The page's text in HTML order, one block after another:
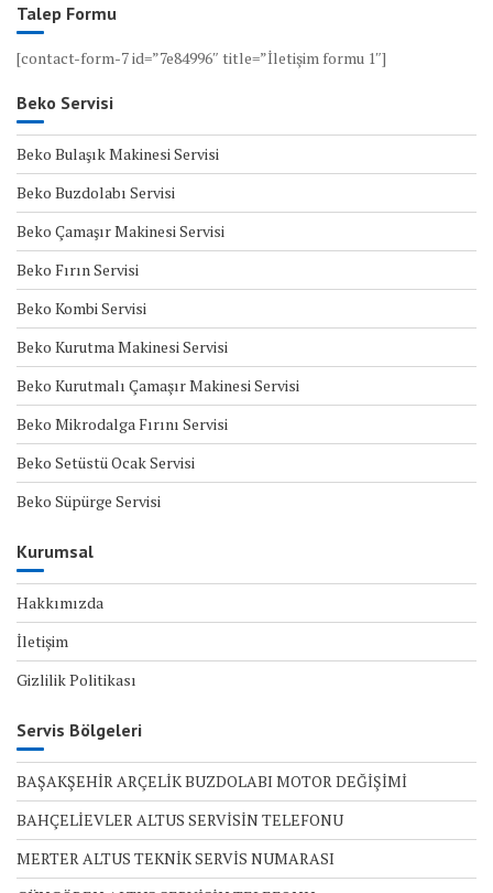
Talep Formu
[contact-form-7 id=”7e84996″ title=”İletişim formu 1″]
Beko Servisi
Beko Bulaşık Makinesi Servisi
Beko Buzdolabı Servisi
Beko Çamaşır Makinesi Servisi
Beko Fırın Servisi
Beko Kombi Servisi
Beko Kurutma Makinesi Servisi
Beko Kurutmalı Çamaşır Makinesi Servisi
Beko Mikrodalga Fırını Servisi
Beko Setüstü Ocak Servisi
Beko Süpürge Servisi
Kurumsal
Hakkımızda
İletişim
Gizlilik Politikası
Servis Bölgeleri
BAŞAKŞEHİR ARÇELİK BUZDOLABI MOTOR DEĞİŞİMİ
BAHÇELİEVLER ALTUS SERVİSİN TELEFONU
MERTER ALTUS TEKNİK SERVİS NUMARASI